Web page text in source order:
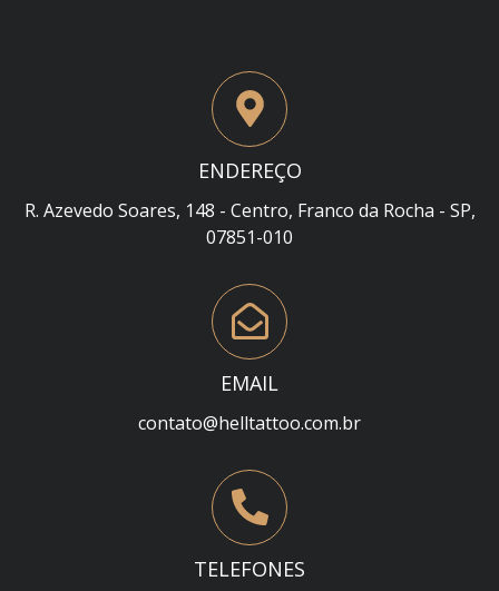
ENDEREÇO
R. Azevedo Soares, 148 - Centro, Franco da Rocha - SP,
07851-010
EMAIL
contato@helltattoo.com.br
TELEFONES